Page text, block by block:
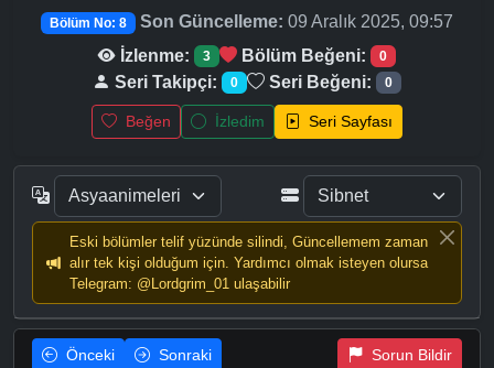
Bölüm No: 8 Son Güncelleme: 09 Aralık 2025, 09:57
İzlenme:
3 Bölüm Beğeni: 0
Seri Takipçi: 0 Seri Beğeni: 0
Beğen İzledim Seri Sayfası
Eski bölümler telif yüzünde silindi, Güncellemem zaman
alır tek kişi olduğum için. Yardımcı olmak isteyen olursa
Telegram: @Lordgrim_01 ulaşabilir
Önceki Sonraki Sorun Bildir